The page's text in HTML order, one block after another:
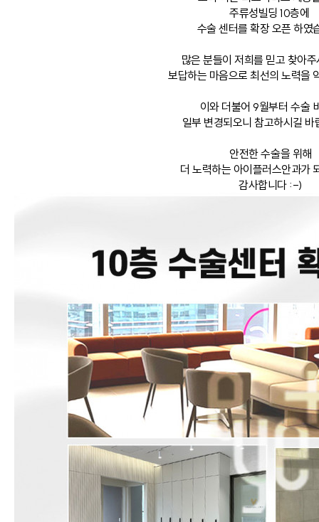
주류성빌딩 10층에
수술 센터를 확장 오픈 하였
많은 분들이 저희를 믿고 찾아
보답하는 마음으로 최선의 노력을
이와 더불어 9월부터 수술
일부 변경되오니 참고하시길
안전한 수술을 위해
더 노력하는 아이플러스안과가
감사합니다 :-)